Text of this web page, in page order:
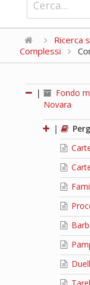
Ricerca
Complessi
|
Fondo
Novara
|